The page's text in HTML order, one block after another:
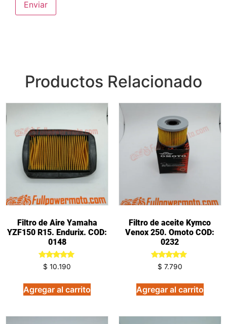
Productos Relacionado
Filtro de Aire Yamaha
YZF150 R15. Endurix. COD:
0148
Valorado
en
de 5
$ 10.190
Agregar al carrito
Filtro de aceite Kymco
Venox 250. Omoto COD:
0232
Valorado
en
de 5
$ 7.790
Agregar al carrito